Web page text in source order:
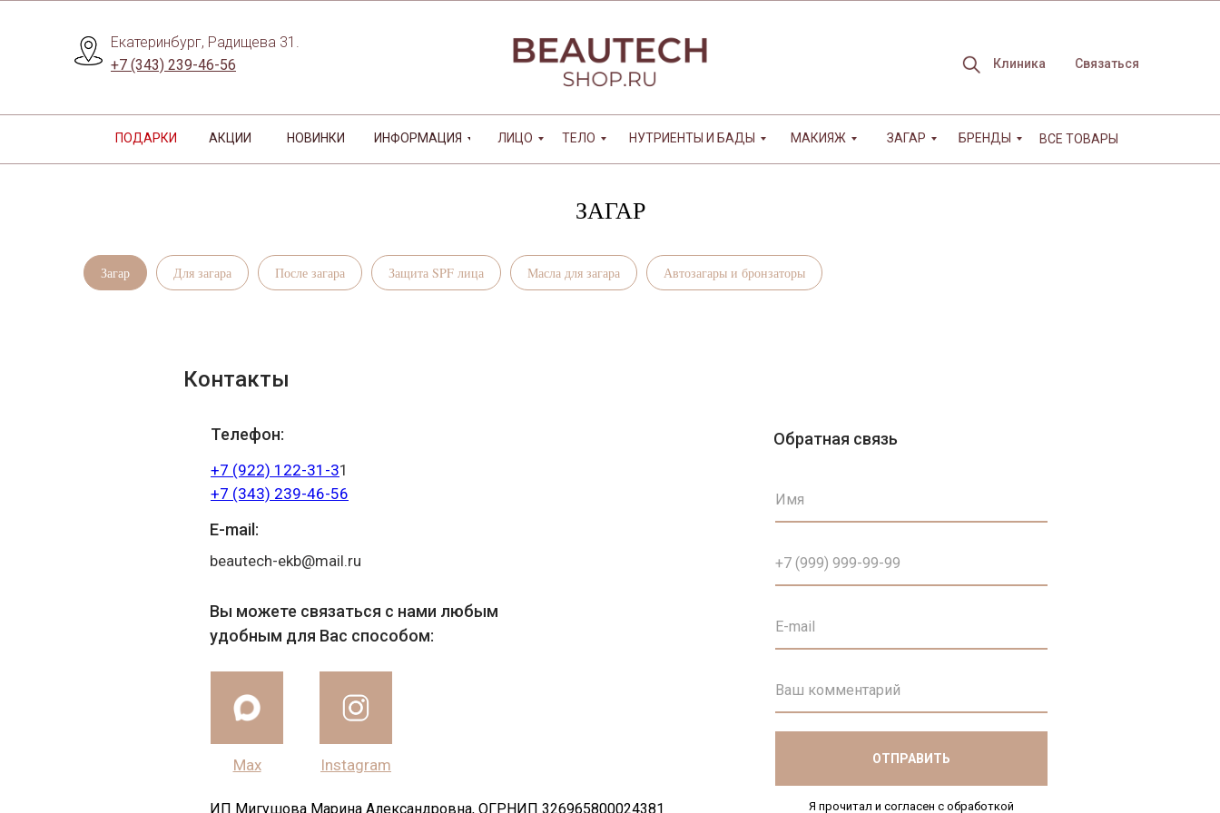
+7 (343) 239-46-56
Екатеринбург, Радищева 31.
Связаться
Клиника
ЛИЦО ТЕЛО ЗАГАР
НУТРИЕНТЫ И БАДЫ МАКИЯЖ БРЕНДЫ ВСЕ ТОВАРЫ
ПОДАРКИ АКЦИИ НОВИНКИ ИНФОРМАЦИЯ
ЗАГАР
Загар Для загара После загара Защита SPF лица Масла для загара Автозагары и бронзаторы
Контакты
Телефон:
+7 (922) 122-31-31
+7 (343) 239-46-56
E-mail:
beautech-ekb@mail.ru
Вы можете связаться с нами любым
удобным для Вас способом:
ИП Мигушова Марина Александровна, ОГРНИП 326965800024381
Обратная связь
ОТПРАВИТЬ
Я прочитал и согласен с обработкой
Instagram
Max